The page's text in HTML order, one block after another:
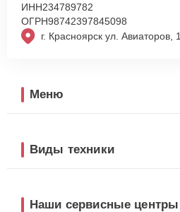
г. Красноярск ул. Авиаторов, 1
ИНН234789782
ОГРН98742397845098
Меню
Виды техники
Наши сервисные центры